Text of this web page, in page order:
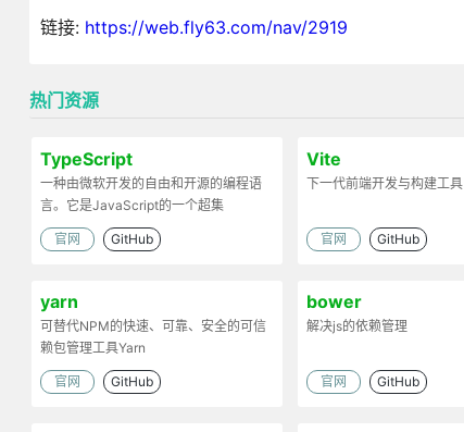
链接: https://web.fly63.com/nav/2919
热门资源
TypeScript
一种由微软开发的自由和开源的编程语
言。它是JavaScript的一个超集
官网 GitHub
Vite
下一代前端开发与构建工具
官网 GitHub
yarn
可替代NPM的快速、可靠、安全的可信
赖包管理工具Yarn
官网 GitHub
bower
解决js的依赖管理
官网 GitHub